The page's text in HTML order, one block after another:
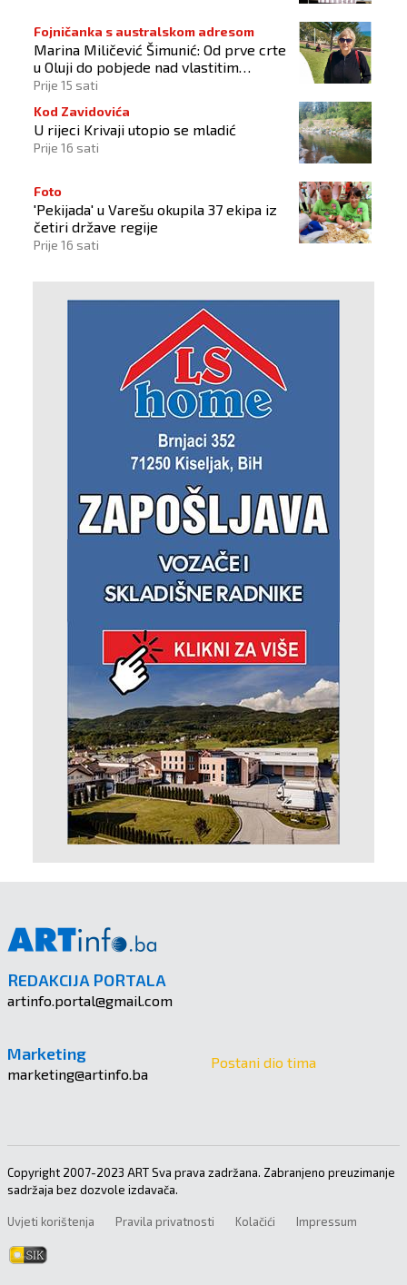
Fojničanka s australskom adresom
Marina Miličević Šimunić: Od prve crte
u Oluji do pobjede nad vlastitim
„olujama“
Prije 15 sati
Kod Zavidovića
U rijeci Krivaji utopio se mladić
Prije 16 sati
Foto
'Pekijada' u Varešu okupila 37 ekipa iz
četiri države regije
Prije 16 sati
REDAKCIJA PORTALA
artinfo.portal@gmail.com
Marketing
marketing@artinfo.ba
Postani dio tima
Copyright 2007-2023 ART Sva prava zadržana. Zabranjeno preuzimanje
sadržaja bez dozvole izdavača.
Uvjeti korištenja Pravila privatnosti Kolačići Impressum